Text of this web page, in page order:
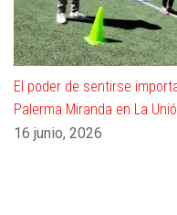
El poder de sentirse
Palerma Miranda en La
16 junio, 2026